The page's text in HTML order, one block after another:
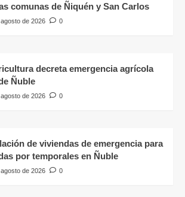
comunas de Ñiquén y San Carlos
de 2026 0
decreta emergencia agrícola
Ñuble
de 2026 0
de viviendas de emergencia para
por temporales en Ñuble
de 2026 0